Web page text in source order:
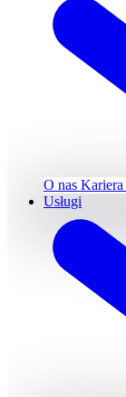
O nas Kariera
Usługi